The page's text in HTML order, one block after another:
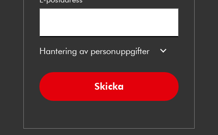
Hantering av personuppgifter
Skicka